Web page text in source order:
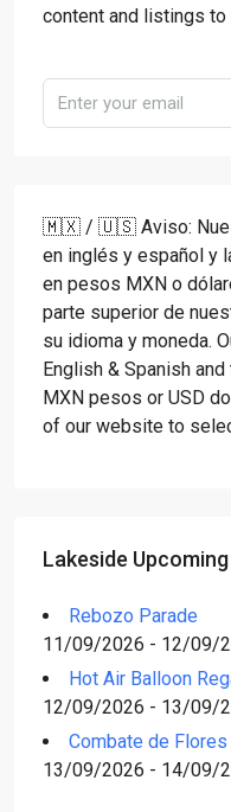
content and listings to
🇲🇽 / 🇺🇸 Aviso:
en inglés y español y
en pesos MXN o
parte superior de
su idioma y moneda.
English & Spanish
MXN pesos or USD
of our website to
Lakeside
Rebozo Parade
11/09/2026 - 12/09/
Hot Air Balloon
12/09/2026 - 13/09/
Combate de Flores
13/09/2026 - 14/09/